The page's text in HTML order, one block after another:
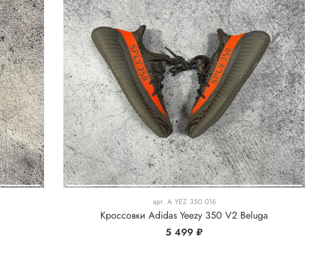
арт. A YEZ 350 016
Кроссовки Adidas Yeezy 350 V2 Beluga
5 499 ₽